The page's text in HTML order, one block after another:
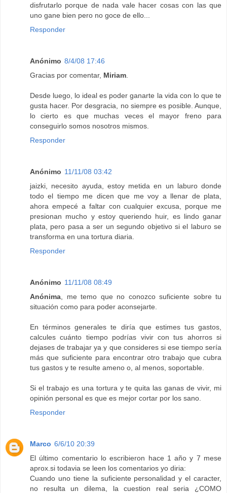
disfrutarlo porque de nada vale hacer cosas con las que
uno gane bien pero no goce de ello...
Responder
Anónimo 8/4/08 17:46
Gracias por comentar, Miriam
Desde luego, lo ideal es poder ganarte la vida con lo que te
gusta hacer. Por desgracia, no siempre es posible. Aunque,
lo cierto es que muchas veces el mayor freno para
conseguirlo somos nosotros mismos.
Responder
Anónimo 11/11/08 03:42
jaizki, necesito ayuda, estoy metida en un laburo donde
todo el tiempo me dicen que me voy a llenar de plata,
ahora empecé a faltar con cualquier excusa, porque me
presionan mucho y estoy queriendo huir, es lindo ganar
plata, pero pasa a ser un segundo objetivo si el laburo se
transforma en una tortura diaria.
Responder
Anónimo 11/11/08 08:49
Anónima , me temo que no conozco suficiente sobre tu
situación como para poder aconsejarte.
En términos generales te diría que estimes tus gastos,
calcules cuánto tiempo podrías vivir con tus ahorros si
dejases de trabajar ya y que consideres si ese tiempo sería
más que suficiente para encontrar otro trabajo que cubra
tus gastos y te resulte ameno o, al menos, soportable.
Si el trabajo es una tortura y te quita las ganas de vivir, mi
opinión personal es que es mejor cortar por los sano.
Responder
Marco 6/6/10 20:39
El último comentario lo escribieron hace 1 año y 7 mese
aprox.si todavia se leen los comentarios yo diria:
Cuando uno tiene la suficiente personalidad y el caracter,
no resulta un dilema, la cuestion real seria ¿COMO